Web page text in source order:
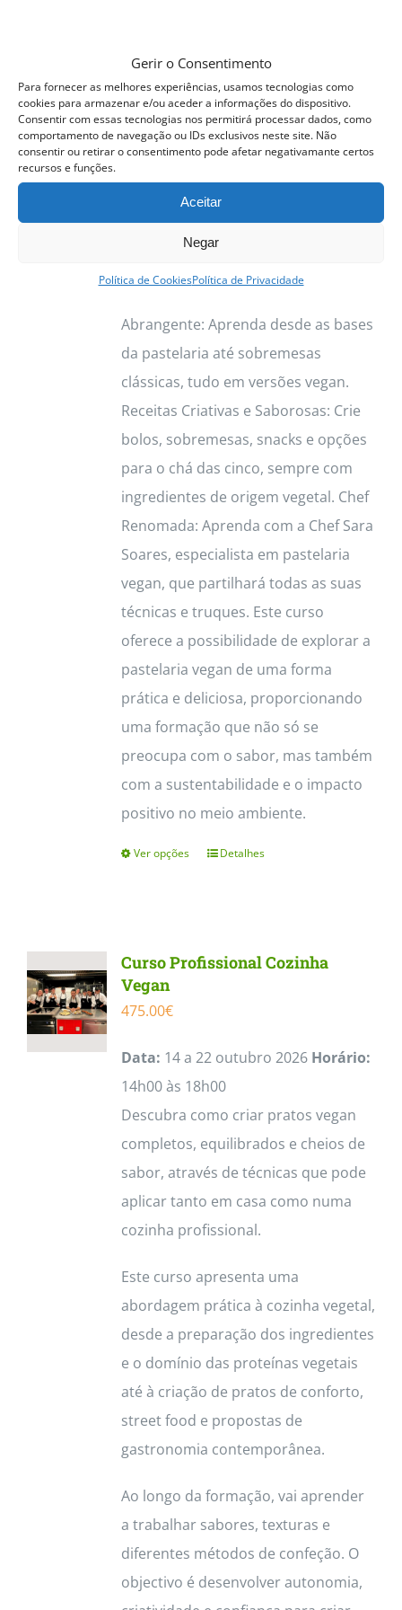
Gerir o Consentimento
Para fornecer as melhores experiências, usamos tecnologias como
cookies para armazenar e/ou aceder a informações do dispositivo.
Consentir com essas tecnologias nos permitirá processar dados, como
comportamento de navegação ou IDs exclusivos neste site. Não
consentir ou retirar o consentimento pode afetar negativamante certos
recursos e funções.
Aceitar
Negar
Política de CookiesPolítica de Privacidade
Curso Profissional Pastelaria
Vegan
475.00€
Próxima Edição:
Novembro
Porquê Escolher o Curso de
Abrangente: Aprenda desde as bases
da pastelaria até sobremesas
clássicas, tudo em versões vegan.
Receitas Criativas e Saborosas: Crie
bolos, sobremesas, snacks e opções
para o chá das cinco, sempre com
ingredientes de origem vegetal. Chef
Renomada: Aprenda com a Chef Sara
Soares, especialista em pastelaria
vegan, que partilhará todas as suas
técnicas e truques. Este curso
oferece a possibilidade de explorar a
pastelaria vegan de uma forma
prática e deliciosa, proporcionando
uma formação que não só se
preocupa com o sabor, mas também
com a sustentabilidade e o impacto
positivo no meio ambiente.
Ver opções
This
variants.
may
be
chosen
on
the
product
page
Detalhes
Curso Profissional Cozinha
Vegan
475.00€
Data: 14 a 22 outubro 2026 Horário:
14h00 às 18h00
Descubra como criar pratos vegan
completos, equilibrados e cheios de
sabor, através de técnicas que pode
aplicar tanto em casa como numa
cozinha profissional.
Este curso apresenta uma
abordagem prática à cozinha vegetal,
desde a preparação dos ingredientes
e o domínio das proteínas vegetais
até à criação de pratos de conforto,
street food e propostas de
gastronomia contemporânea.
Ao longo da formação, vai aprender
a trabalhar sabores, texturas e
diferentes métodos de confeção. O
objectivo é desenvolver autonomia,